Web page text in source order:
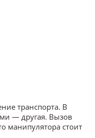
транспорта. В
— другая. Вызов
манипулятора стоит